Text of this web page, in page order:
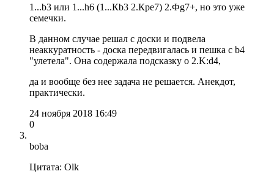
1...b3 или 1...h6 (1...Кb3 2.Крe7) 2.Фg7+, но это уже
семечки.
В данном случае решал с доски и подвела
неаккуратность - доска передвигалась и пешка с b4
"улетела". Она содержала подсказку о 2.K:d4,
да и вообще без нее задача не решается. Анекдот,
практически.
24 ноября 2018 16:49
0
boba
Цитата: Olk